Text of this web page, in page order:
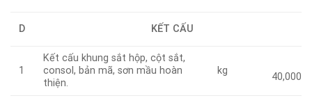
D KẾT CẤU
1
Kết cấu khung sắt hộp, cột sắt,
consol, bản mã, sơn mầu hoàn
thiện.
kg
40,000